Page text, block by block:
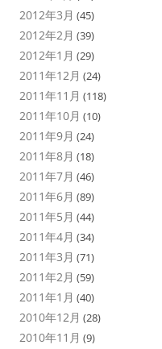
2012年3月 (45)
2012年2月 (39)
2012年1月 (29)
2011年12月 (24)
2011年11月 (118)
2011年10月 (10)
2011年9月 (24)
2011年8月 (18)
2011年7月 (46)
2011年6月 (89)
2011年5月 (44)
2011年4月 (34)
2011年3月 (71)
2011年2月 (59)
2011年1月 (40)
2010年12月 (28)
2010年11月 (9)